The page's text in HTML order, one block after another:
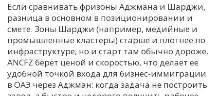
Если сравнивать фризоны Аджмана и Шарджи,
разница в основном в позиционировании и
смете. Зоны Шарджи (например, медийные и
промышленные кластеры) старше и плотнее по
инфраструктуре, но и старт там обычно дороже.
ANCFZ берёт ценой и скоростью, что делает её
удобной точкой входа для бизнес-иммиграции
в ОАЭ через Аджман: когда задача не построить